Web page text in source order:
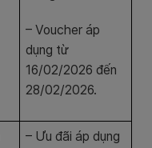
– Voucher áp
dụng từ
16/02/2026 đến
28/02/2026.
– Ưu đãi áp dụng